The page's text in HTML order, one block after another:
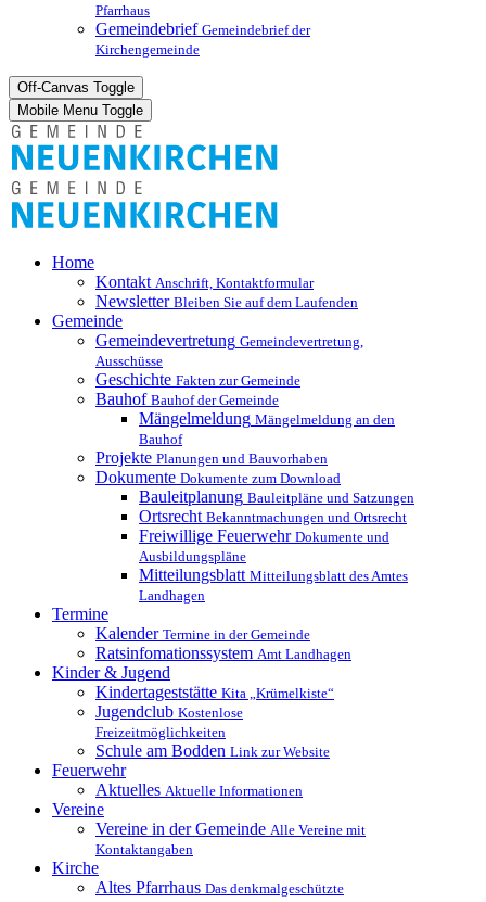
Pfarrhaus
Gemeindebrief Gemeindebrief der
Kirchengemeinde
Off-Canvas Toggle
Mobile Menu Toggle
Home
Kontakt Anschrift, Kontaktformular
Newsletter Bleiben Sie auf dem Laufenden
Gemeinde
Gemeindevertretung Gemeindevertretung,
Ausschüsse
Geschichte Fakten zur Gemeinde
Bauhof Bauhof der Gemeinde
Mängelmeldung Mängelmeldung an den
Bauhof
Projekte Planungen und Bauvorhaben
Dokumente Dokumente zum Download
Bauleitplanung Bauleitpläne und Satzungen
Ortsrecht Bekanntmachungen und Ortsrecht
Freiwillige Feuerwehr Dokumente und
Ausbildungspläne
Mitteilungsblatt Mitteilungsblatt des Amtes
Landhagen
Termine
Kalender Termine in der Gemeinde
Ratsinfomationssystem Amt Landhagen
Kinder & Jugend
Kindertageststätte Kita „Krümelkiste“
Jugendclub Kostenlose
Freizeitmöglichkeiten
Schule am Bodden Link zur Website
Feuerwehr
Aktuelles Aktuelle Informationen
Vereine
Vereine in der Gemeinde Alle Vereine mit
Kontaktangaben
Kirche
Altes Pfarrhaus Das denkmalgeschützte